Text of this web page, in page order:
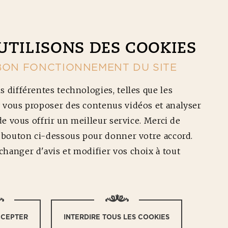
:
DES COOKIES
FONCTIONNEMENT DU SITE
différentes technologies, telles que les
proposer des contenus vidéos et analyser
vous offrir un meilleur service. Merci de
ci-dessous pour donner votre accord.
d'avis et modifier vos choix à tout
INTERDIRE TOUS LES COOKIES